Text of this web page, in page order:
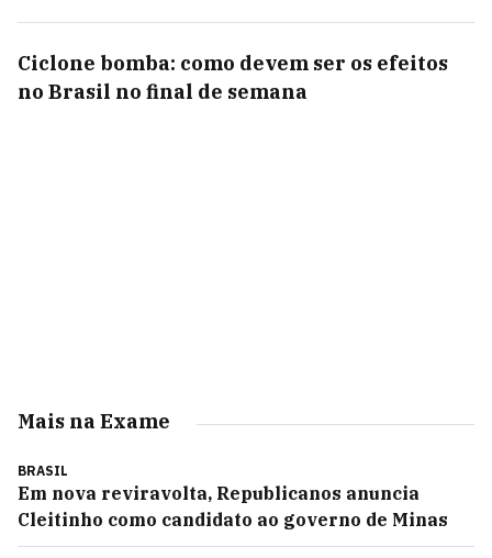
Ciclone bomba: como devem ser os efeitos
no Brasil no final de semana
Mais na Exame
BRASIL
Em nova reviravolta, Republicanos anuncia
Cleitinho como candidato ao governo de Minas